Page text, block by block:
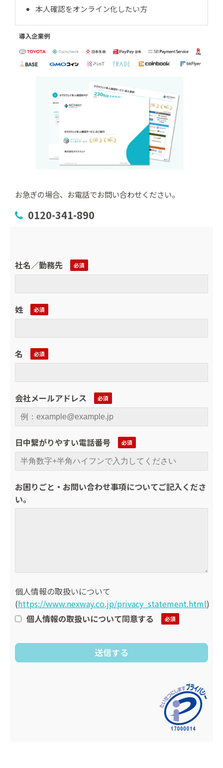
本人確認をオンライン化したい方
お急ぎの場合、お電話でお問い合わせください。
0120-341-890
社名／勤務先
姓
名
会社メールアドレス
日中繋がりやすい電話番号
お困りごと・お問い合わせ事項についてご記入くださ
い。
個人情報の取扱いについて
(https://www.nexway.co.jp/privacy_statement.html)
個人情報の取扱いについて同意する